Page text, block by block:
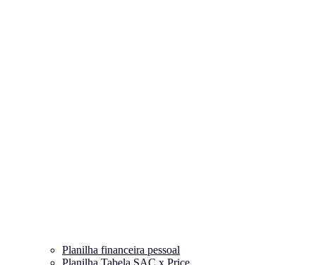
Planilha financeira pessoal
Planilha Tabela SAC x Price